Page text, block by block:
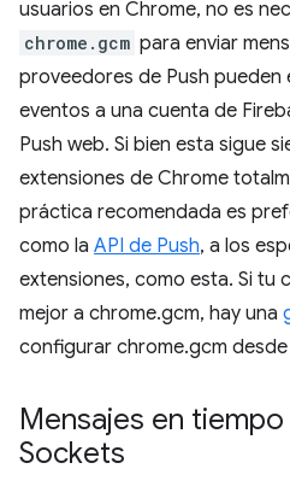
usuarios en Chrome, no es
chrome.gcm para enviar
proveedores de Push pueden
eventos a una cuenta de
Push web. Si bien esta sigue
extensiones de Chrome
práctica recomendada es
como la API de Push, a los
extensiones, como esta. Si tu
mejor a chrome.gcm, hay una
configurar chrome.gcm
Mensajes en
Sockets